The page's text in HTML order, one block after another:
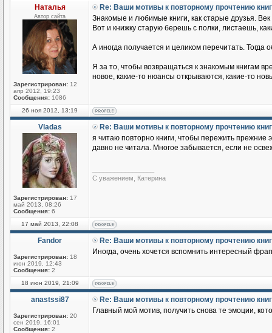
Наталья
Автор сайта
Зарегистрирован: 12
апр 2012, 19:23
Сообщения: 1086
Re: Ваши мотивы к повторному прочтению
Знакомые и любимые книги, как старые друзья.
Вот и книжку старую берешь с полки, листаешь,
А иногда получается и целиком перечитать. Тогда
Я за то, чтобы возвращаться к знакомым книгам
новое, какие-то нюансы открываются, какие-то
26 ноя 2012, 13:19
Vladas
Зарегистрирован: 17
май 2013, 08:26
Сообщения: 6
Re: Ваши мотивы к повторному прочтению
я читаю повторно книги, чтобы пережить прежние
давно не читала. Многое забывается, если не
С уважением, Катерина
17 май 2013, 22:08
Fandor
Зарегистрирован: 18
июн 2019, 12:43
Сообщения: 2
Re: Ваши мотивы к повторному прочтению
Иногда, очень хочется вспомнить интересный
18 июн 2019, 21:09
anastssi87
Зарегистрирован: 20
сен 2019, 16:01
Сообщения: 2
Re: Ваши мотивы к повторному прочтению
Главный мой мотив, получить снова те эмоции,